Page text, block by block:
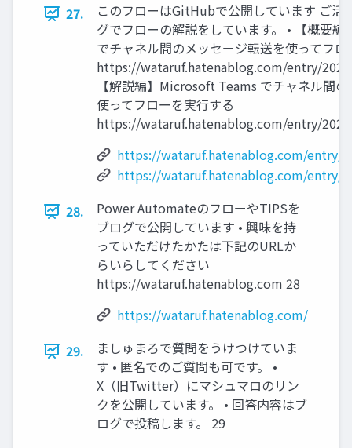
27.
このフローはGitHubで公開しています ご活
グでフローの解説をしています。 • 【概要
でチャネル間のメッセージ転送を使ってフ
https://wataruf.hatenablog.com/entry/
【解説編】Microsoft Teams でチャネル間
使ってフローを実行する
https://wataruf.hatenablog.com/entry/
https://wataruf.hatenablog.com/entry/
https://wataruf.hatenablog.com/entry/
28.
Power AutomateのフローやTIPSを
ブログで公開しています • 興味を持
っていただけたかたは下記のURLか
らいらしてください
https://wataruf.hatenablog.com 28
https://wataruf.hatenablog.com/
29.
ましゅまろで質問をうけつけていま
す • 匿名でのご質問も可です。 •
X（旧Twitter）にマシュマロのリン
クを公開しています。 • 回答内容はブ
ログで投稿します。 29